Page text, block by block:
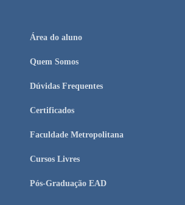
Área do aluno
Quem Somos
Dúvidas Frequentes
Certificados
Faculdade Metropolitana
Cursos Livres
Pós-Graduação EAD